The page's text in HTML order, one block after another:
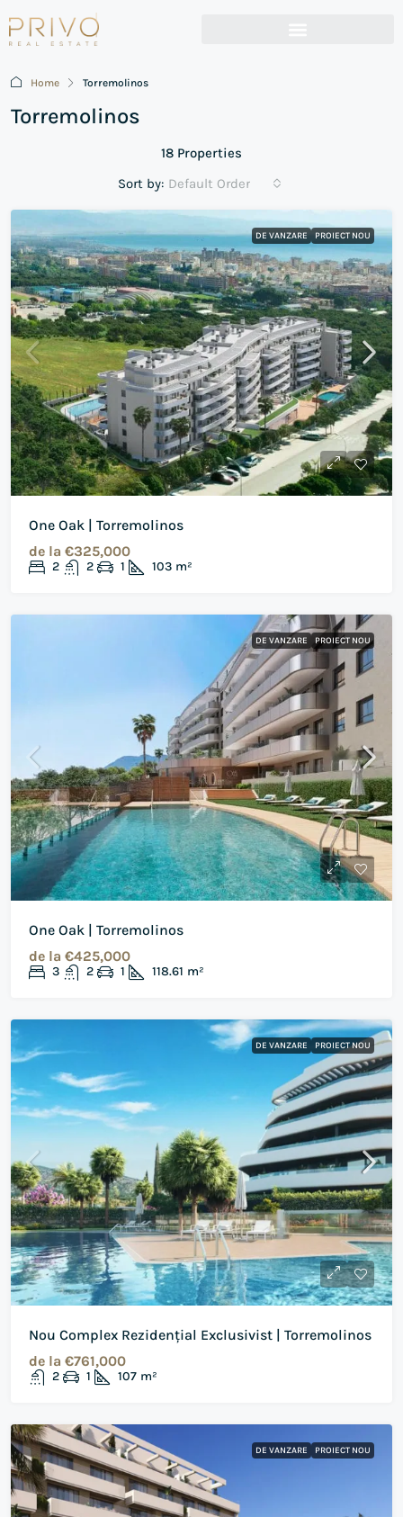
Home Torremolinos
Torremolinos
18 Properties
Sort by: Default Order
DE VANZARE PROIECT NOU
One Oak | Torremolinos
de la €325,000
2 2 1 103 m²
DE VANZARE PROIECT NOU
One Oak | Torremolinos
de la €425,000
3 2 1 118.61 m²
DE VANZARE PROIECT NOU
Nou Complex Rezidențial Exclusivist | Torremolinos
de la €761,000
2 1 107 m²
DE VANZARE PROIECT NOU